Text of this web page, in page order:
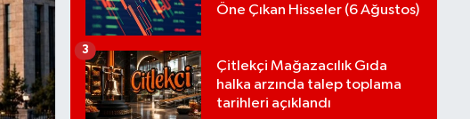
Öne Çıkan Hisseler (6 Ağustos)
Çitlekçi Mağazacılık Gıda
halka arzında talep toplama
tarihleri açıklandı
3